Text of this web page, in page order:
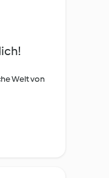
Welt von